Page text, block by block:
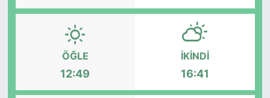
ÖĞLE
12:49
İKINDI
16:41
FESTİVAL TAKVİMİ
KONGRE HABERLERİ
KONGRE TAKVİMİ